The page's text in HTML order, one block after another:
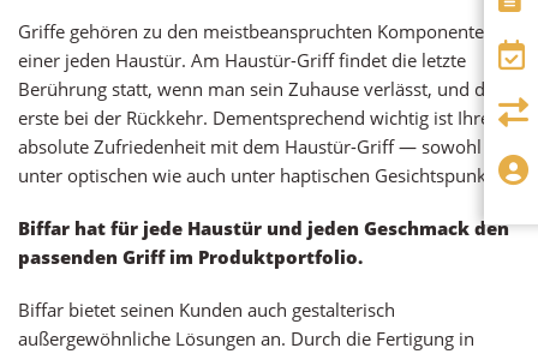
Griffe gehören zu den meistbeanspruchten Komponenten
einer jeden Haustür. Am Haustür-Griff findet die letzte
Berührung statt, wenn man sein Zuhause verlässt, und die
erste bei der Rückkehr. Dementsprechend wichtig ist Ihre
absolute Zufriedenheit mit dem Haustür-Griff — sowohl
unter optischen wie auch unter haptischen Gesichtspunkten.
Biffar hat für jede Haustür und jeden Geschmack den
passenden Griff im Produktportfolio.
Biffar bietet seinen Kunden auch gestalterisch
außergewöhnliche Lösungen an. Durch die Fertigung in